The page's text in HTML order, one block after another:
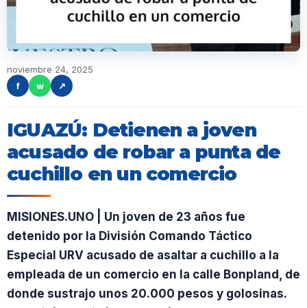
noviembre 24, 2025
f
w ↗
IGUAZÚ: Detienen a joven
acusado de robar a punta de
cuchillo en un comercio
MISIONES.UNO | Un joven de 23 años fue
detenido por la División Comando Táctico
Especial URV acusado de asaltar a cuchillo a la
empleada de un comercio en la calle Bonpland, de
donde sustrajo unos 20.000 pesos y golosinas.